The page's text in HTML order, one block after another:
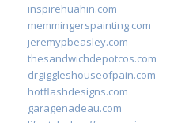
inspirehuahin.com
memmingerspainting.com
jeremypbeasley.com
thesandwichdepotcos.com
drgiggleshouseofpain.com
hotflashdesigns.com
garagenadeau.com